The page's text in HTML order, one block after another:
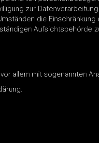
zur
die Einschränkung
Aufsichtsbehörde
allem mit sogenannten